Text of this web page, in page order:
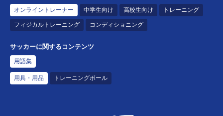
オンライントレーナー 中学生向け 高校生向け トレーニング
フィジカルトレーニング コンディショニング
サッカーに関するコンテンツ
用語集
用具・用品 トレーニングボール